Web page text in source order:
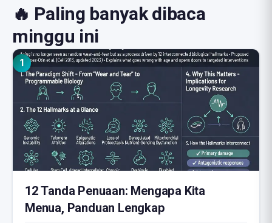
🔥 Paling banyak dibaca
minggu ini
1
12 Tanda Penuaan: Mengapa Kita
Menua, Panduan Lengkap